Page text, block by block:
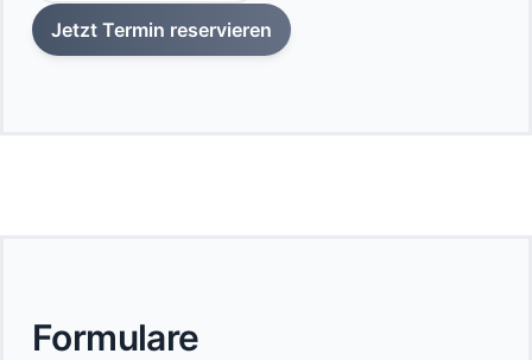
Jetzt Termin reservieren
Formulare